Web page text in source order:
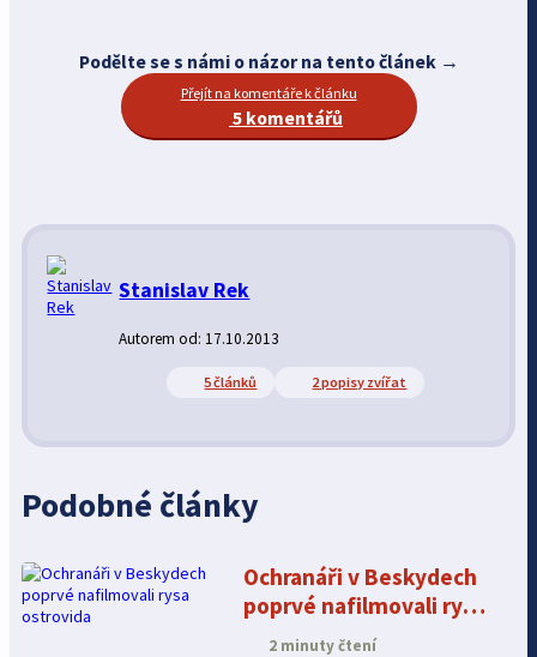
Podělte se s námi o názor na tento článek →
Přejít na komentáře k článku
5 komentářů
Stanislav Rek
Autorem od: 17.10.2013
5 článků 2 popisy zvířat
Podobné články
Ochranáři v Beskydech
poprvé nafilmovali rysa
ostrovida
2 minuty čtení